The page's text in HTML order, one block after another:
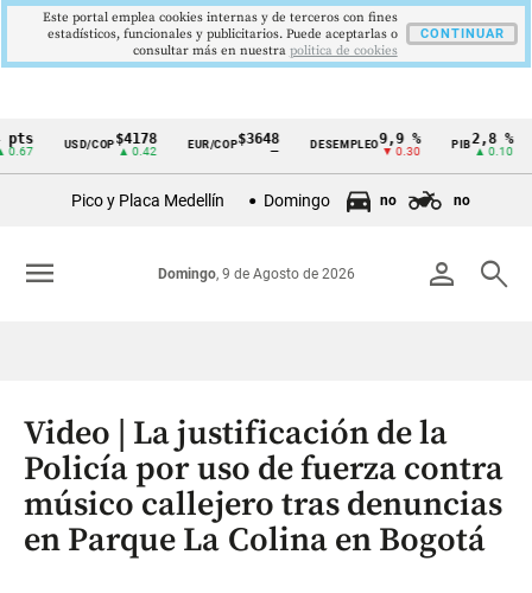
Cintillo
Colombia
USD/COP$4178
▲ 0.42
EUR/COP$3648
—
DESEMPLEO9,9 %
▼ 0.30
PIB 2,8 %
▲ 0.10
TRM
Pico y Placa Medellín Domingo no no
person search
Domingo, 9 de Agosto de 2026
menu
Video | La justificación de la
Policía por uso de fuerza contra
músico callejero tras denuncias
en Parque La Colina en Bogotá
Este portal emplea cookies internas y de terceros con fines
estadísticos, funcionales y publicitarios. Puede aceptarlas o
consultar más en nuestra politica de cookies
CONTINUAR